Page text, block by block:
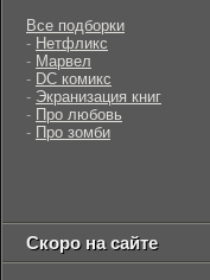
Все подборки
- Нетфликс
- Марвел
- DC комикс
- Экранизация книг
- Про любовь
- Про зомби
Скоро на сайте